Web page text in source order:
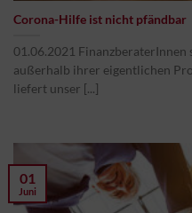
Corona-Hilfe ist nicht pfändbar
01.06.2021
außerhalb ihrer eigentlichen
liefert unser [...]
01
Juni